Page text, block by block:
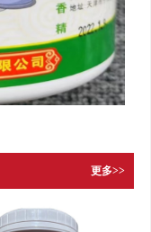
更多>>